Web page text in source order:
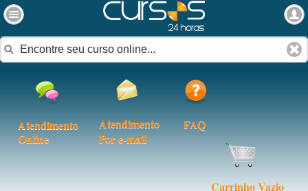
Atendimento
Online
Atendimento
Por e-mail
FAQ
Carrinho Vazio